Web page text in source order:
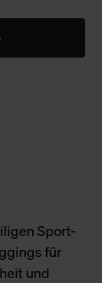
Sport-
für
und